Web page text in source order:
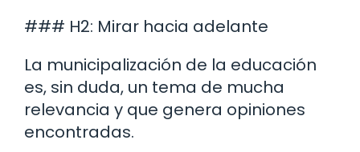
### H2: Mirar hacia adelante
La municipalización de la educación
es, sin duda, un tema de mucha
relevancia y que genera opiniones
encontradas.